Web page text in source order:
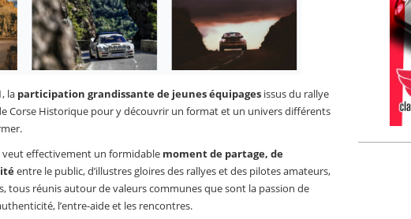
la participation grandissante de jeunes équipages issus du rallye
Corse Historique pour y découvrir un format et un univers différents
veut effectivement un formidable moment de partage, de
entre le public, d’illustres gloires des rallyes et des pilotes amateurs,
tous réunis autour de valeurs communes que sont la passion de
l’entre-aide et les rencontres.